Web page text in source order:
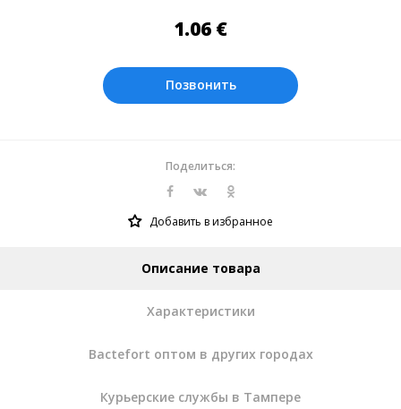
10.08.2026. Текущий курс 10 руб.=
1.06 €
Позвонить
Поделиться:
Добавить в избранное
Описание товара
Характеристики
Bactefort оптом в других городах
Курьерские службы в Тампере